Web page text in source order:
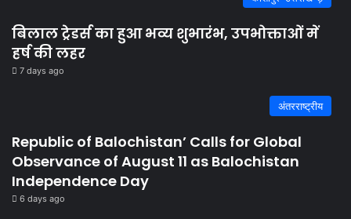
बिलाल ट्रेडर्स का हुआ भव्य शुभारंभ, उपभोक्ताओं में
हर्ष की लहर
7 days ago
अंतरराष्ट्रीय
Republic of Balochistan’ Calls for Global
Observance of August 11 as Balochistan
Independence Day
6 days ago